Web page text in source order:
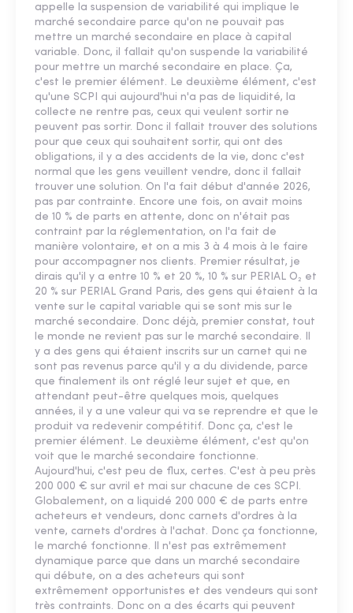
appelle la suspension de variabilité qui implique le
marché secondaire parce qu'on ne pouvait pas
mettre un marché secondaire en place à capital
variable. Donc, il fallait qu'on suspende la variabilité
pour mettre un marché secondaire en place. Ça,
c'est le premier élément. Le deuxième élément, c'est
qu'une SCPI qui aujourd'hui n'a pas de liquidité, la
collecte ne rentre pas, ceux qui veulent sortir ne
peuvent pas sortir. Donc il fallait trouver des solutions
pour que ceux qui souhaitent sortir, qui ont des
obligations, il y a des accidents de la vie, donc c'est
normal que les gens veuillent vendre, donc il fallait
trouver une solution. On l'a fait début d'année 2026,
pas par contrainte. Encore une fois, on avait moins
de 10 % de parts en attente, donc on n'était pas
contraint par la réglementation, on l'a fait de
manière volontaire, et on a mis 3 à 4 mois à le faire
pour accompagner nos clients. Premier résultat, je
dirais qu'il y a entre 10 % et 20 %, 10 % sur PERIAL O₂ et
20 % sur PERIAL Grand Paris, des gens qui étaient à la
vente sur le capital variable qui se sont mis sur le
marché secondaire. Donc déjà, premier constat, tout
le monde ne revient pas sur le marché secondaire. Il
y a des gens qui étaient inscrits sur un carnet qui ne
sont pas revenus parce qu'il y a du dividende, parce
que finalement ils ont réglé leur sujet et que, en
attendant peut-être quelques mois, quelques
années, il y a une valeur qui va se reprendre et que le
produit va redevenir compétitif. Donc ça, c'est le
premier élément. Le deuxième élément, c'est qu'on
voit que le marché secondaire fonctionne.
Aujourd'hui, c'est peu de flux, certes. C'est à peu près
200 000 € sur avril et mai sur chacune de ces SCPI.
Globalement, on a liquidé 200 000 € de parts entre
acheteurs et vendeurs, donc carnets d'ordres à la
vente, carnets d'ordres à l'achat. Donc ça fonctionne,
le marché fonctionne. Il n'est pas extrêmement
dynamique parce que dans un marché secondaire
qui débute, on a des acheteurs qui sont
extrêmement opportunistes et des vendeurs qui sont
très contraints. Donc on a des écarts qui peuvent